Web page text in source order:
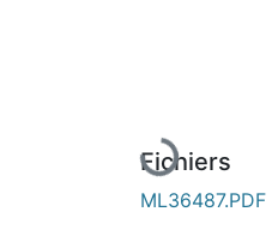
Fichiers
ML36487.PDF